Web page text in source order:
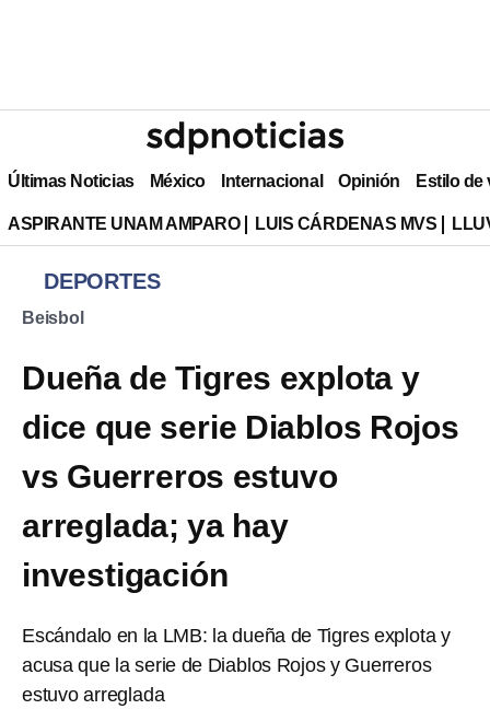
Últimas Noticias México Internacional Opinión Estilo de
ASPIRANTE UNAM AMPARO LUIS CÁRDENAS MVS
DEPORTES
Beisbol
Dueña de Tigres explota y
dice que serie Diablos Rojos
vs Guerreros estuvo
arreglada; ya hay
investigación
Escándalo en la LMB: la dueña de Tigres explota y
acusa que la serie de Diablos Rojos y Guerreros
estuvo arreglada